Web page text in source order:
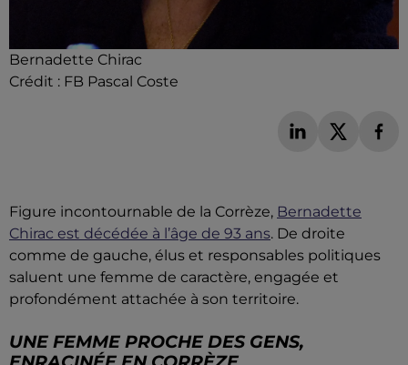
Bernadette Chirac
Crédit : FB Pascal Coste
Figure incontournable de la Corrèze, Bernadette
Chirac est décédée à l’âge de 93 ans. De droite
comme de gauche, élus et responsables politiques
saluent une femme de caractère, engagée et
profondément attachée à son territoire.
UNE FEMME PROCHE DES GENS,